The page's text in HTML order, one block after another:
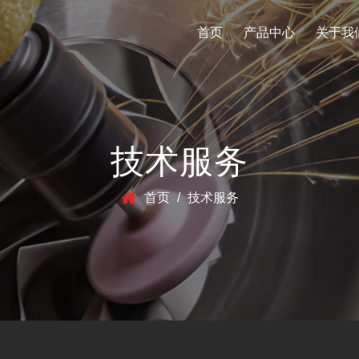
首页 产品中心 关于我
技术服务
首页 / 技术服务